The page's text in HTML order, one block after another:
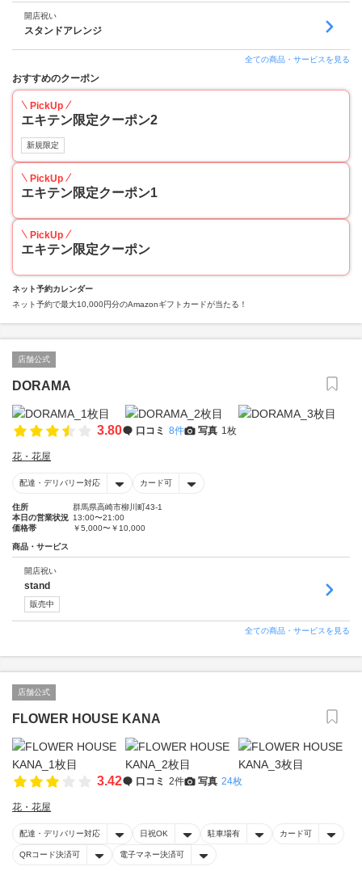
開店祝い
スタンドアレンジ
全ての商品・サービスを見る
おすすめのクーポン
PickUp
エキテン限定クーポン2
新規限定
PickUp
エキテン限定クーポン1
PickUp
エキテン限定クーポン
ネット予約カレンダー
ネット予約で最大10,000円分のAmazonギフトカードが当たる！
店舗公式
DORAMA
3.80 口コミ 8件 写真 1枚
花・花屋
配達・デリバリー対応 カード可
住所
群馬県高崎市柳川町43-1
本日の営業状況 13:00〜21:00
価格帯
￥5,000〜￥10,000
商品・サービス
開店祝い
stand
販売中
全ての商品・サービスを見る
店舗公式
FLOWER HOUSE KANA
3.42 口コミ 2件 写真 24枚
花・花屋
配達・デリバリー対応 日祝OK 駐車場有 カード可
QRコード決済可 電子マネー決済可